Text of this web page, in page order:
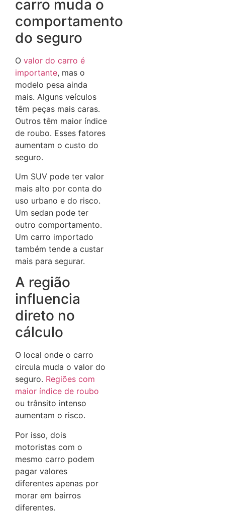
carro muda o
comportamento
do seguro
O valor do carro é
importante, mas o
modelo pesa ainda
mais. Alguns veículos
têm peças mais caras.
Outros têm maior índice
de roubo. Esses fatores
aumentam o custo do
seguro.
Um SUV pode ter valor
mais alto por conta do
uso urbano e do risco.
Um sedan pode ter
outro comportamento.
Um carro importado
também tende a custar
mais para segurar.
A região
influencia
direto no
cálculo
O local onde o carro
circula muda o valor do
seguro. Regiões com
maior índice de roubo
ou trânsito intenso
aumentam o risco.
Por isso, dois
motoristas com o
mesmo carro podem
pagar valores
diferentes apenas por
morar em bairros
diferentes.